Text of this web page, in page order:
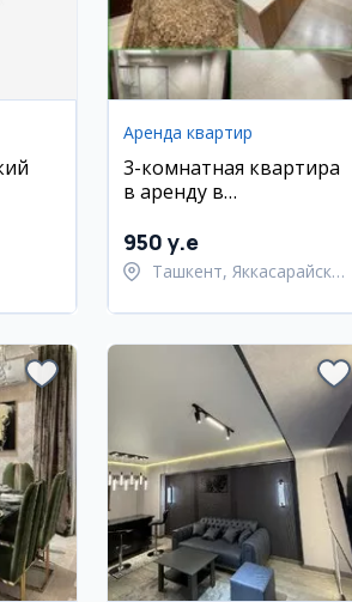
Аренда квартир
3-комнатная квартира
в аренду в
(ТЦ Некст)
950 y.e
Ташкент, Яккасарайский